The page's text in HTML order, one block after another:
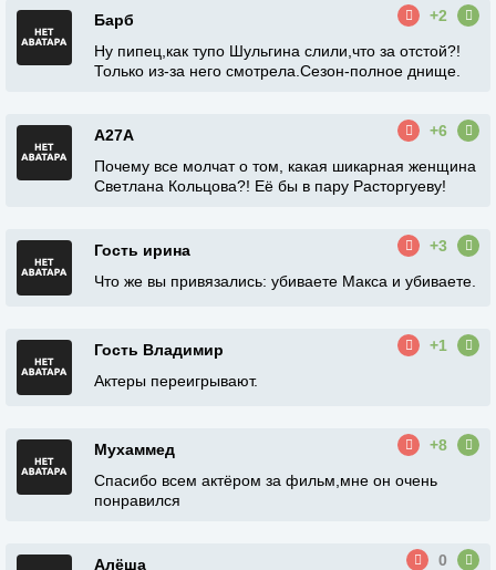
Барб
+2
Ну пипец,как тупо Шульгина слили,что за отстой?!
Только из-за него смотрела.Сезон-полное днище.
A27A
+6
Почему все молчат о том, какая шикарная женщина
Светлана Кольцова?! Её бы в пару Расторгуеву!
Гость ирина
+3
Что же вы привязались: убиваете Макса и убиваете.
Гость Владимир
+1
Актеры переигрывают.
Мухаммед
+8
Спасибо всем актёром за фильм,мне он очень
понравился
Алёша 0